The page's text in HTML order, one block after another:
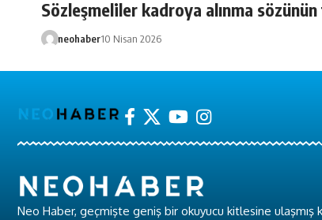
Sözleşmeliler kadroya alınma
neohaber10 Nisan 2026
Neo Haber, geçmişte geniş bir okuyucu kitlesine